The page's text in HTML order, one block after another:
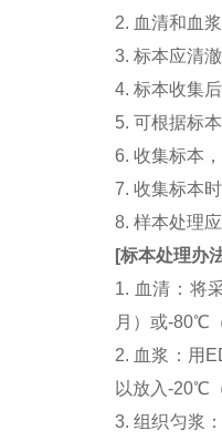
2. 血清和血
3. 标本应清
4. 标本收集
5. 可根据标
6. 收集标本
7. 收集标本
8. 样本处理
[标本处理办
1. 血清：将
月）或-80℃
2. 血浆：用
以放入-20℃
3. 组织匀浆